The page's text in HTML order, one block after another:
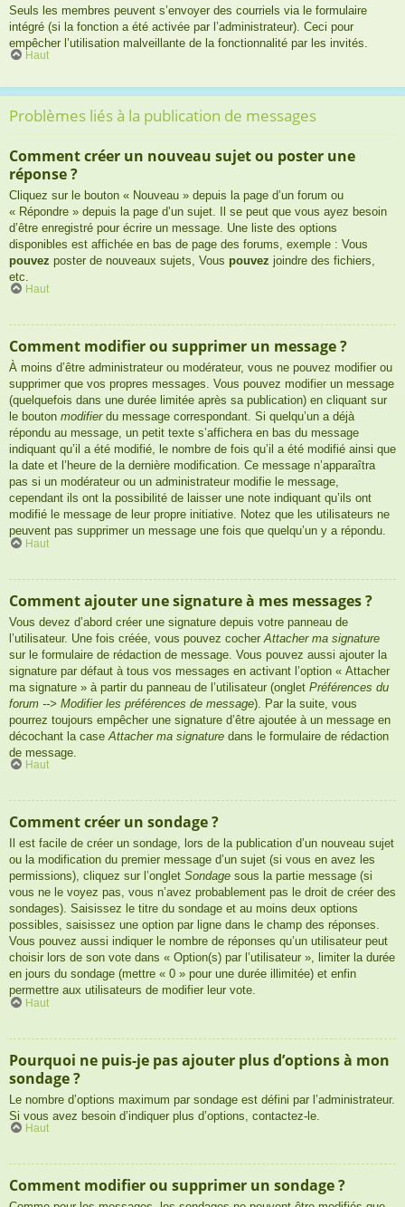
Seuls les membres peuvent s’envoyer des courriels via le formulaire
intégré (si la fonction a été activée par l’administrateur). Ceci pour
empêcher l’utilisation malveillante de la fonctionnalité par les invités.
Haut
Problèmes liés à la publication de messages
Comment créer un nouveau sujet ou poster une
réponse ?
Cliquez sur le bouton « Nouveau » depuis la page d’un forum ou
« Répondre » depuis la page d’un sujet. Il se peut que vous ayez besoin
d’être enregistré pour écrire un message. Une liste des options
disponibles est affichée en bas de page des forums, exemple : Vous
pouvez poster de nouveaux sujets, Vous pouvez joindre des fichiers,
etc.
Haut
Comment modifier ou supprimer un message ?
À moins d’être administrateur ou modérateur, vous ne pouvez modifier ou
supprimer que vos propres messages. Vous pouvez modifier un message
(quelquefois dans une durée limitée après sa publication) en cliquant sur
le bouton modifierdu message correspondant. Si quelqu’un a déjà
répondu au message, un petit texte s’affichera en bas du message
indiquant qu’il a été modifié, le nombre de fois qu’il a été modifié ainsi que
la date et l’heure de la dernière modification. Ce message n’apparaîtra
pas si un modérateur ou un administrateur modifie le message,
cependant ils ont la possibilité de laisser une note indiquant qu’ils ont
modifié le message de leur propre initiative. Notez que les utilisateurs ne
peuvent pas supprimer un message une fois que quelqu’un y a répondu.
Haut
Comment ajouter une signature à mes messages ?
Vous devez d’abord créer une signature depuis votre panneau de
l’utilisateur. Une fois créée, vous pouvez cocher Attacher ma signature
sur le formulaire de rédaction de message. Vous pouvez aussi ajouter la
signature par défaut à tous vos messages en activant l’option « Attacher
ma signature » à partir du panneau de l’utilisateur (onglet Préférences du
forum --> Modifier les préférences de message). Par la suite, vous
pourrez toujours empêcher une signature d’être ajoutée à un message en
décochant la case Attacher ma signature dans le formulaire de rédaction
de message.
Haut
Comment créer un sondage ?
Il est facile de créer un sondage, lors de la publication d’un nouveau sujet
ou la modification du premier message d’un sujet (si vous en avez les
permissions), cliquez sur l’onglet Sondage sous la partie message (si
vous ne le voyez pas, vous n’avez probablement pas le droit de créer des
sondages). Saisissez le titre du sondage et au moins deux options
possibles, saisissez une option par ligne dans le champ des réponses.
Vous pouvez aussi indiquer le nombre de réponses qu’un utilisateur peut
choisir lors de son vote dans « Option(s) par l’utilisateur », limiter la durée
en jours du sondage (mettre « 0 » pour une durée illimitée) et enfin
permettre aux utilisateurs de modifier leur vote.
Haut
Pourquoi ne puis-je pas ajouter plus d’options à mon
sondage ?
Le nombre d’options maximum par sondage est défini par l’administrateur.
Si vous avez besoin d’indiquer plus d’options, contactez-le.
Haut
Comment modifier ou supprimer un sondage ?